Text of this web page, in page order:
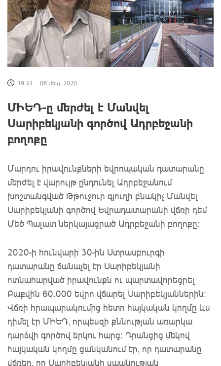
19:33 08 Սեպ, 2020
ՄԻԵԴ-ը մերժել է Մանվել
Սարիբեկյանի գործով Ադրբեջանի
բողոքը
Մարդու իրավունքների եվրոպական դատարանը
մերժել է վարույթ ընդունել Ադրբեջանում
խոշտանգված Թթուջուր գյուղի բնակիչ Մանվել
Սարիբեկյանի գործով Եվրադատարանի վճռի դեմ
Մեծ Պալատ ներկայացրած Ադրբեջանի բողոքը:
2020-ի հունվարի 30-ին Ստրասբուրգի
դատարանը ճանաչել էր Սարիբեկյանի
ոտնահարված իրավունքն ու պարտավորեցրել
Բաքվին 60.000 եվրո վճարել Սարիբեկյաններին:
Վճռի հրապարակումից հետո հայկական կողմը ևս
դիմել էր ՄԻԵԴ, որպեսզի քննության առարկա
դարձվի գործով երկու հարց: Դրանցից մեկով
հայկական կողմը ցանկանում էր, որ դատարանը
վճռեր, որ Սարիբեկյանի սպանության